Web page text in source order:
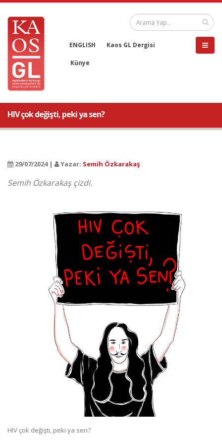
ENGLISH Kaos GL Dergisi
Künye
HIV çok değişti, peki ya sen?
29/07/2024 | Yazar: Semih Özkarakaş
Semih Özkarakaş çizdi.
HIV çok değişti, peki ya sen?